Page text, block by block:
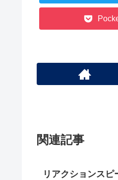
関連記事
リアクションスピ